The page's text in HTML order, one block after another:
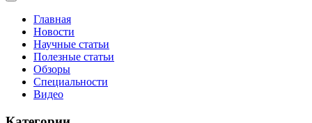
Главная
Новости
Научные статьи
Полезные статьи
Обзоры
Специальности
Видео